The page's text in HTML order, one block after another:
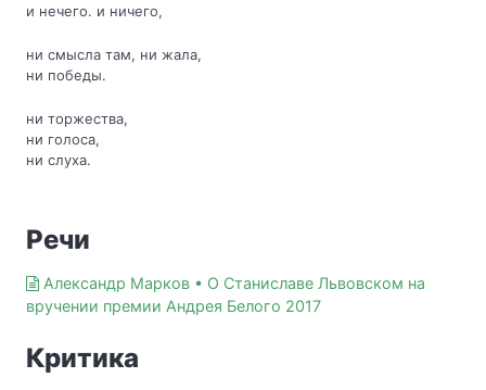
и нечего. и ничего,
ни смысла там, ни жала,
ни победы.
ни торжества,
ни голоса,
ни слуха.
Речи
Александр Марков • О Станиславе Львовском на
вручении премии Андрея Белого 2017
Критика